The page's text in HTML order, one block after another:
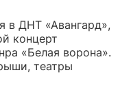
в ДНТ «Авангард»,
концерт
«Белая ворона».
театры